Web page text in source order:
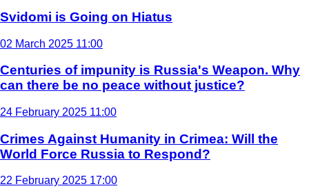
Svidomi is Going on Hiatus
02 March 2025 11:00
Centuries of impunity is Russia's Weapon. Why
can there be no peace without justice?
24 February 2025 11:00
Crimes Against Humanity in Crimea: Will the
World Force Russia to Respond?
22 February 2025 17:00